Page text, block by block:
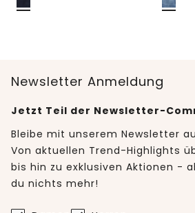
Newsletter Anmeldung
Jetzt Teil der Newsletter-
Bleibe mit unserem Newsletter
Von aktuellen Trend-Highlights
bis hin zu exklusiven Aktionen -
du nichts mehr!